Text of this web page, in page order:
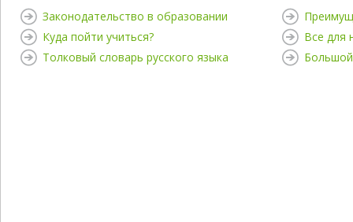
Законодательство в образовании
Куда пойти учиться?
Толковый словарь русского языка
Все для
Большой